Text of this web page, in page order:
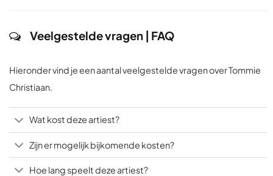
Veelgestelde vragen | FAQ
Hieronder vind je een aantal veelgestelde vragen over Tommie
Christiaan.
Wat kost deze artiest?
Zijn er mogelijk bijkomende kosten?
Hoe lang speelt deze artiest?